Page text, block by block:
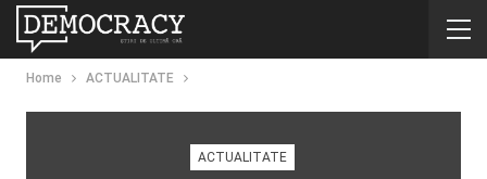
Home ACTUALITATE
ACTUALITATE